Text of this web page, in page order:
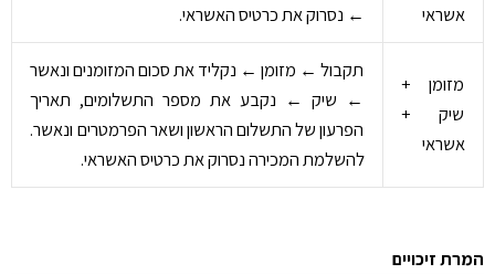
אשראי
← נסרוק את כרטיס האשראי.
מזומן +
שיק +
אשראי
תקבול ← מזומן ← נקליד את סכום המזומנים ונאשר
← שיק ← נקבע את מספר התשלומים, תאריך
הפרעון של התשלום הראשון ושאר הפרמטרים ונאשר.
להשלמת המכירה נסרוק את כרטיס האשראי.
המרת זיכויים